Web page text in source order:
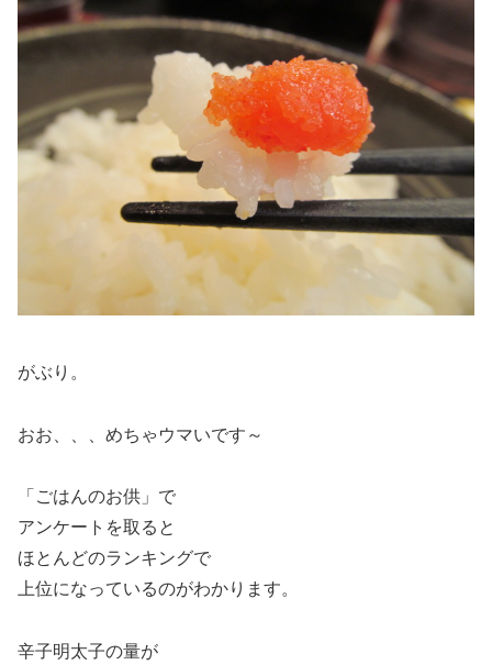
がぶり。
おお、、、めちゃウマいです～
「ごはんのお供」で
アンケートを取ると
ほとんどのランキングで
上位になっているのがわかります。
辛子明太子の量が